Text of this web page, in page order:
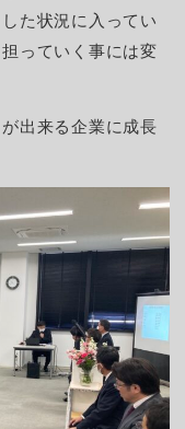
た状況に入ってい
っていく事には変
出来る企業に成長